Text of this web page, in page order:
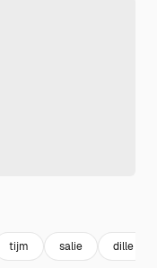
tijm salie dille